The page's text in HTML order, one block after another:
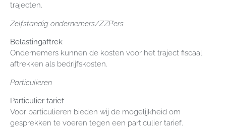
trajecten.
Zelfstandig ondernemers/ZZP’ers
Belastingaftrek
Ondernemers kunnen de kosten voor het traject fiscaal
aftrekken als bedrijfskosten.
Particulieren
Particulier tarief
Voor particulieren bieden wij de mogelijkheid om
gesprekken te voeren tegen een particulier tarief.